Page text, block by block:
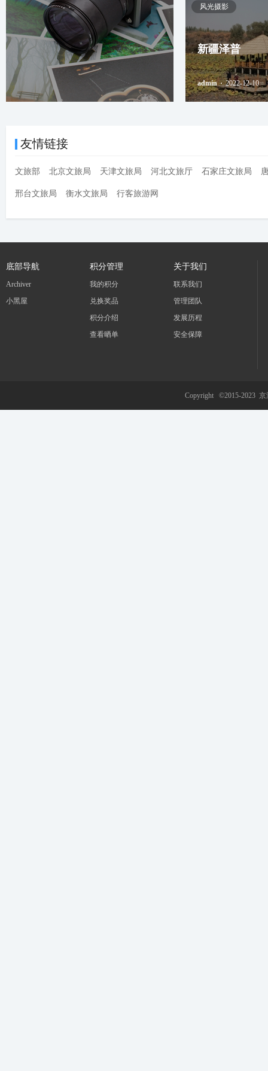
风光摄影
新疆泽普
admin · 2022-12-10
友情链接
文旅部 北京文旅局 天津文旅局 河北文旅厅 石家庄文旅局
邢台文旅局 衡水文旅局 行客旅游网
底部导航
Archiver
小黑屋
积分管理
我的积分
兑换奖品
积分介绍
查看晒单
关于我们
联系我们
管理团队
发展历程
安全保障
Copyright ©2015-2023 京